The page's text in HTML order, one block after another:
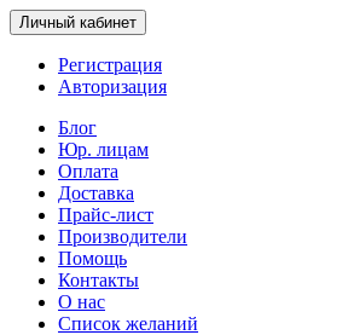
Личный кабинет
Регистрация
Авторизация
Блог
Юр. лицам
Оплата
Доставка
Прайс-лист
Производители
Помощь
Контакты
О нас
Список желаний